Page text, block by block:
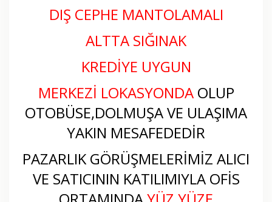
DIŞ CEPHE MANTOLAMALI
ALTTA SIĞINAK
KREDİYE UYGUN
MERKEZİ LOKASYONDAOLUP
OTOBÜSE,DOLMUŞA VE ULAŞIMA
YAKIN MESAFEDEDİR
PAZARLIK GÖRÜŞMELERİMİZ ALICI
VE SATICININ KATILIMIYLA OFİS